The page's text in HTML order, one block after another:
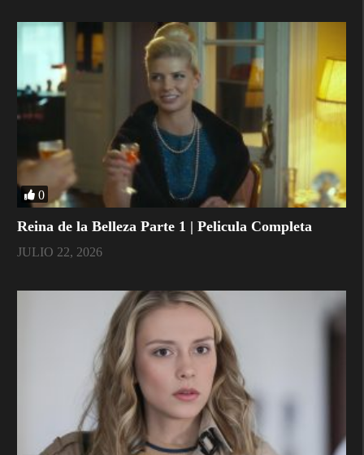
0
Reina de la Belleza Parte 1 | Pelicula Completa
JULIO 22, 2026